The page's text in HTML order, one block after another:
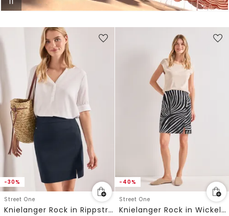
-30%
Street One
Knielanger Rock in Rippstruktur
-40%
Street One
Knielanger Rock in Wickel-Optik